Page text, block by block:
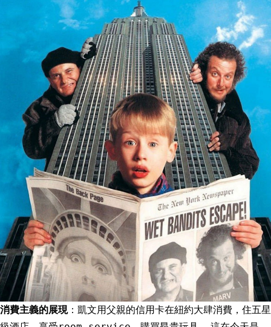
消費主義的展現：凱文用父親的信用卡在紐約大肆消費，住五星